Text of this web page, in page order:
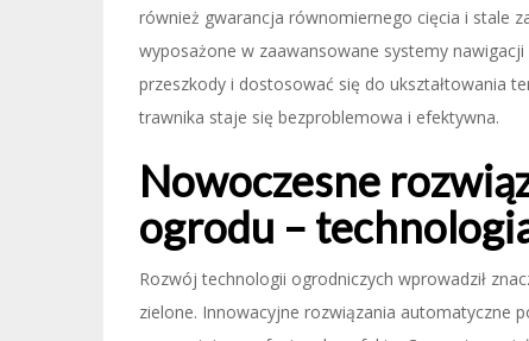
również gwarancja równomiernego cięcia i stale
wyposażone w zaawansowane systemy
przeszkody i dostosować się do ukształtowania
trawnika staje się bezproblemowa i efektywna.
Nowoczesne
ogrodu –
Rozwój technologii ogrodniczych wprowadził
zielone. Innowacyjne rozwiązania automatyczne